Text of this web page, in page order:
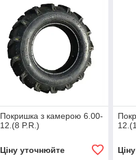
Покришка з камерою 6.00-
12.(8 P.R.)
Ціну уточнюйте